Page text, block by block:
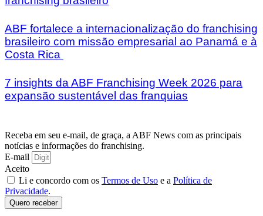
ABF fortalece a internacionalização do franchising
brasileiro com missão empresarial ao Panamá e à
Costa Rica
7 insights da ABF Franchising Week 2026 para
expansão sustentável das franquias
Receba em seu e-mail, de graça, a ABF News com as principais
notícias e informações do franchising.
E-mail
Aceito
Li e concordo com os Termos de Uso e a Política de
Privacidade.
Quero receber